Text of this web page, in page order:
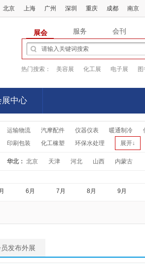
北京 上海 广州 深圳 重庆 成都 南京
展会 服务 会刊
热门搜索： 美容展 化工展 电子展
展中心
展中心
运输物流 汽摩配件 仪器仪表 暖通制冷
印刷包装 化工橡塑 环保水处理 展开↓
华北： 北京 天津 河北 山西 内蒙古
6月 7月 8月 9月
发布外展